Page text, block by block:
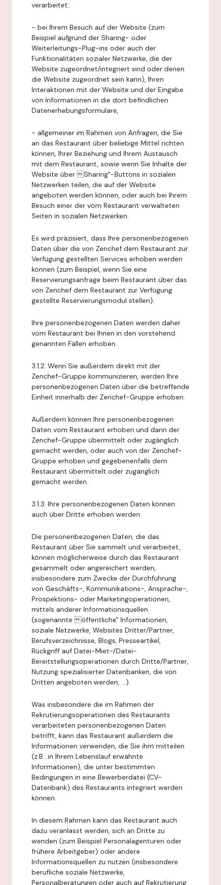
verarbeitet:
- bei Ihrem Besuch auf der Website (zum
Beispiel aufgrund der Sharing- oder
Weiterleitungs-Plug-ins oder auch der
Funktionalitäten sozialer Netzwerke, die der
Website zugeordnet/integriert sind oder denen
die Website zugeordnet sein kann), Ihren
Interaktionen mit der Website und der Eingabe
von Informationen in die dort befindlichen
Datenerhebungsformulare,
- allgemeiner im Rahmen von Anfragen, die Sie
an das Restaurant über beliebige Mittel richten
können, Ihrer Beziehung und Ihrem Austausch
mit dem Restaurant, sowie wenn Sie Inhalte der
Website über Sharing"-Buttons in sozialen
Netzwerken teilen, die auf der Website
angeboten werden können, oder auch bei Ihrem
Besuch einer der vom Restaurant verwalteten
Seiten in sozialen Netzwerken.
Es wird präzisiert, dass Ihre personenbezogenen
Daten über die von Zenchef dem Restaurant zur
Verfügung gestellten Services erhoben werden
können (zum Beispiel, wenn Sie eine
Reservierungsanfrage beim Restaurant über das
von Zenchef dem Restaurant zur Verfügung
gestellte Reservierungsmodul stellen).
Ihre personenbezogenen Daten werden daher
vom Restaurant bei Ihnen in den vorstehend
genannten Fällen erhoben.
3.1.2. Wenn Sie außerdem direkt mit der
Zenchef-Gruppe kommunizieren, werden Ihre
personenbezogenen Daten über die betreffende
Einheit innerhalb der Zenchef-Gruppe erhoben.
Außerdem können Ihre personenbezogenen
Daten vom Restaurant erhoben und dann der
Zenchef-Gruppe übermittelt oder zugänglich
gemacht werden, oder auch von der Zenchef-
Gruppe erhoben und gegebenenfalls dem
Restaurant übermittelt oder zugänglich
gemacht werden.
3.1.3. Ihre personenbezogenen Daten können
auch über Dritte erhoben werden.
Die personenbezogenen Daten, die das
Restaurant über Sie sammelt und verarbeitet,
können möglicherweise durch das Restaurant
gesammelt oder angereichert werden,
insbesondere zum Zwecke der Durchführung
von Geschäfts-, Kommunikations-, Ansprache-,
Prospektions- oder Marketingoperationen,
mittels anderer Informationsquellen
(sogenannte öffentliche" Informationen,
soziale Netzwerke, Websites Dritter/Partner,
Berufsverzeichnisse, Blogs, Presseartikel,
Rückgriff auf Datei-Miet-/Datei-
Bereitstellungsoperationen durch Dritte/Partner,
Nutzung spezialisierter Datenbanken, die von
Dritten angeboten werden, ...).
Was insbesondere die im Rahmen der
Rekrutierungsoperationen des Restaurants
verarbeiteten personenbezogenen Daten
betrifft, kann das Restaurant außerdem die
Informationen verwenden, die Sie ihm mitteilen
(z.B.: in Ihrem Lebenslauf erwähnte
Informationen), die unter bestimmten
Bedingungen in eine Bewerberdatei (CV-
Datenbank) des Restaurants integriert werden
können.
In diesem Rahmen kann das Restaurant auch
dazu veranlasst werden, sich an Dritte zu
wenden (zum Beispiel Personalagenturen oder
frühere Arbeitgeber) oder andere
Informationsquellen zu nutzen (insbesondere
berufliche soziale Netzwerke,
Personalberatungen oder auch auf Rekrutierung